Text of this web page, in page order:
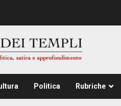
Politica Rubriche